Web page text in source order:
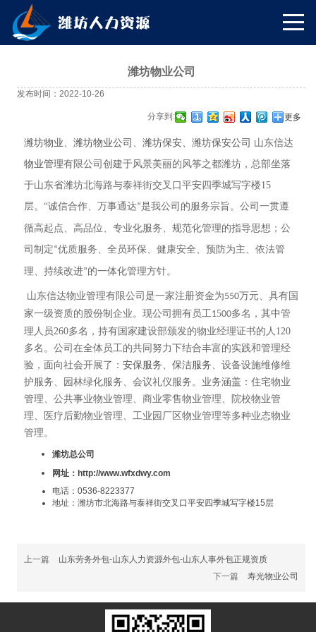
潍坊物业公司
发布时间：2022-10-26
分享到: 更多
潍坊物业 潍坊物业公司 潍坊保安、 潍坊保安公司 山东信达
物业管理有限公司创建于风景美丽的风筝之都潍坊， 总部坐落
于山东省潍坊北海路与泰祥街交叉口平安四季城写字楼15
层。 “诚信合作、万事通达”是我公司的服务宗旨 。 公司一贯遵
循高起点、高品位、专业化服务、规范化管理的指导思想；公
司制定“优质服务、全员环保、健康安全、预防为主、依法管
理、持续改进”的一体化管理方针。
山东信达物业管理有限公司是一家注册资金为550万元、具有 国
家一级资质的股份制企业。现公司拥有员工1500多名，其中管
理人员260多名，持有国家建设部颁发的物业经理证书的人 120
多名。公司在全体员工的共同努力下结合丰富的实践和管理经
验，面向社会开展了： 安保服务、 保洁服务、设备设施维修维
护服务、
园林绿化服务、会议礼仪服务。业务涵盖： 住宅物业
管理、 公共事业物业管理、 商业零售物业管理、院校物业管
理、医疗后勤物业管理、工业园厂区物业管理等多种业态物业
管理。
潍坊总公司
网址：http://www.wfxdwy.com
电话：0536-8223377
地址：潍坊市北海路与泰祥街交叉口平安四季城写字楼15层
上一篇
山东劳务外包-山东人力资源外包-山东人事外包正规资质
下一篇
寿光物业公司